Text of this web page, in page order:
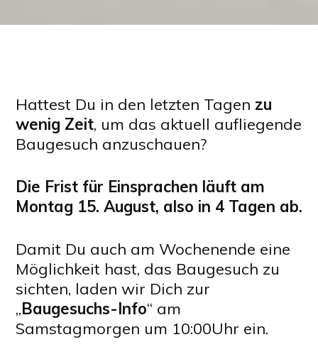
Hattest Du in den letzten Tagen zu
wenig Zeit, um das aktuell aufliegende
Baugesuch anzuschauen?
Die Frist für Einsprachen läuft am
Montag 15. August, also in 4 Tagen ab.
Damit Du auch am Wochenende eine
Möglichkeit hast, das Baugesuch zu
sichten, laden wir Dich zur
„Baugesuchs-Info“ am
Samstagmorgen um 10:00Uhr ein.